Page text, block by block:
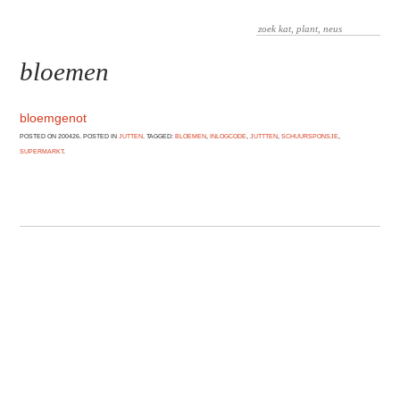
bloemen
bloemgenot
POSTED ON 200426. POSTED IN JUTTEN . TAGGED:BLOEMEN ,INLOGCODE JUTTTEN ,SCHUURSPONSJE
SUPERMARKT.